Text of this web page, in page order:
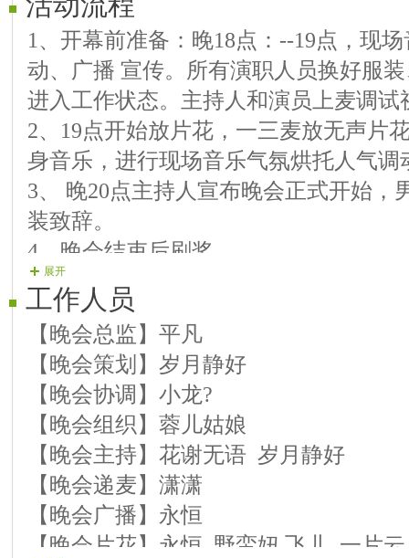
【10演员】小龙 歌曲《唱首情歌送
【11演员】清心 歌曲《水乡情歌 》
【12演员】一片云 歌曲《那么动情》
【14演员】秀儿 歌曲《回忆总想哭
【15演员】永恒 歌曲《思念无期》
【16演员】云中果 歌曲《月夜》
【17演员】蓉儿 歌曲《我的烦恼》
【18演员】明江 歌曲《你是我心里
【19演员】蓝天 歌曲《萤火虫飞呀
【20演员】康桥雨季 歌曲《其实你不
【21演员】月光如水 歌曲《最美的情
1、开幕前准备：晚18点：--19点，现
动、广播 宣传。所有演职人员换好服
进入工作状态。主持人和演员上麦调试
2、19点开始放片花，一三麦放无声片
身音乐，进行现场音乐气氛烘托人气调
3、 晚20点主持人宣布晚会正式开始，
装致辞。
4、晚会结束后刷奖。
展开
工作人员
【晚会总监】平凡
【晚会策划】岁月静好
【晚会协调】小龙?
【晚会组织】蓉儿姑娘
【晚会主持】花谢无语 岁月静好
【晚会递麦】潇潇
【晚会广播】永恒
【晚会片花】永恒 野蛮妞 飞儿 一片